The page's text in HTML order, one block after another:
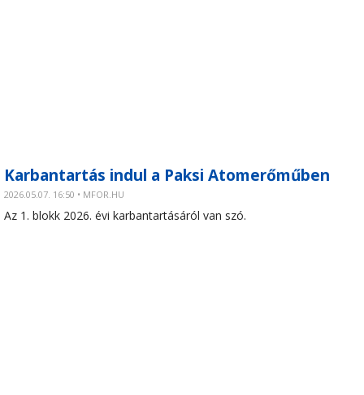
Karbantartás indul a Paksi Atomerőműben
2026.05.07. 16:50 • MFOR.HU
Az 1. blokk 2026. évi karbantartásáról van szó.